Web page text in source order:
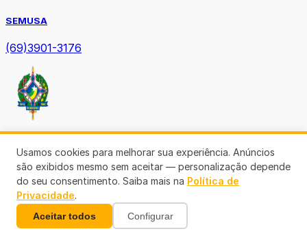
SEMUSA
(69)3901-3176
Usamos cookies para melhorar sua experiência. Anúncios
são exibidos mesmo sem aceitar — personalização depende
do seu consentimento. Saiba mais na Política de
Privacidade.
Aceitar todos Configurar